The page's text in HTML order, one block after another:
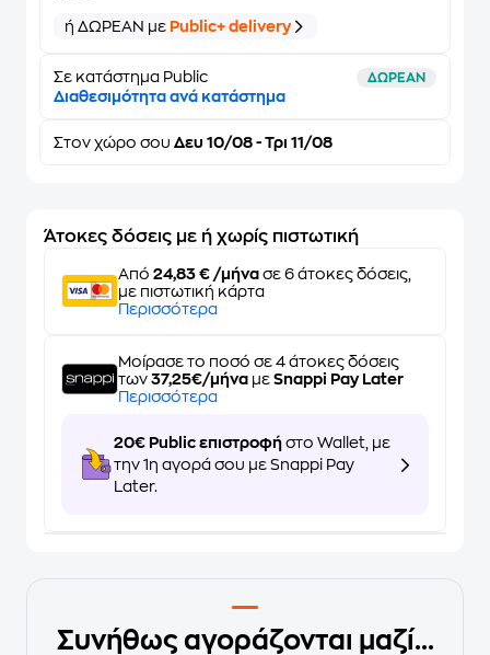
ή ΔΩΡΕΑΝ με Public+ delivery
Σε κατάστημα Public ΔΩΡΕΑΝ
Διαθεσιμότητα ανά κατάστημα
Στον χώρο σου Δευ 10/08 - Τρι 11/08
Άτοκες δόσεις με ή χωρίς πιστωτική
Από 24,83 € /μήνα σε 6 άτοκες δόσεις,
με πιστωτική κάρτα
Περισσότερα
Μοίρασε το ποσό σε 4 άτοκες δόσεις
των 37,25€/μήνα με Snappi Pay Later
Περισσότερα
20€ Public επιστροφή στο Wallet, με
την 1η αγορά σου με Snappi Pay
Later.
Συνήθως αγοράζονται μαζί...